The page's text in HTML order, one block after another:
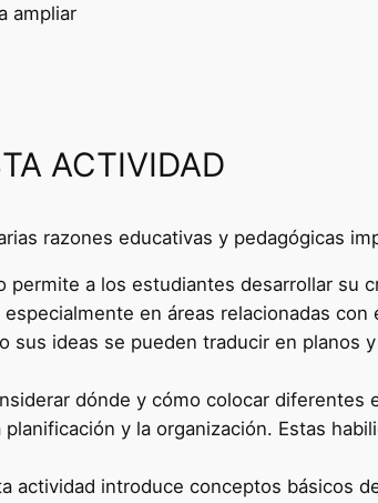
ampliar
ACTIVIDAD
razones educativas y pedagógicas
permite a los estudiantes desarrollar su
en áreas relacionadas con
ideas se pueden traducir en planos
dónde y cómo colocar diferentes
y la organización. Estas
actividad introduce conceptos básicos